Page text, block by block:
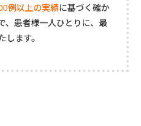
例以上の実績に基づく確か
、患者様一人ひとりに、最
ます。